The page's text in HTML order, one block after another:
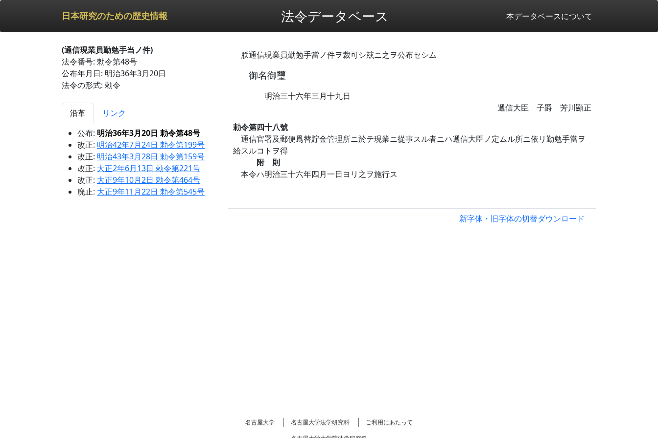
日本研究のための歴史情報 法令データベース 本データベースについて
(通信現業員勤勉手当ノ件)
法令番号: 勅令第48号
公布年月日: 明治36年3月20日
法令の形式: 勅令
沿革
リンク
公布: 明治36年3月20日 勅令第48号
改正: 明治42年7月24日 勅令第199号
改正: 明治43年3月28日 勅令第159号
改正: 大正2年6月13日 勅令第221号
改正: 大正9年10月2日 勅令第464号
廃止: 大正9年11月22日 勅令第545号
朕通信現業員勤勉手當ノ件ヲ裁可シ玆ニ之ヲ公布セシム
御名御璽
明治三十六年三月十九日
遞信大臣 子爵 芳川顯正
勅令第四十八號
通信官署及郵便爲替貯金管理所ニ於テ現業ニ從事スル者ニハ遞信大臣ノ定ムル所ニ依リ勤勉手當ヲ
給スルコトヲ得
附 則
本令ハ明治三十六年四月一日ヨリ之ヲ施行ス
新字体・旧字体の切替ダウンロード
名古屋大学 名古屋大学法学研究科
ご利用にあたって